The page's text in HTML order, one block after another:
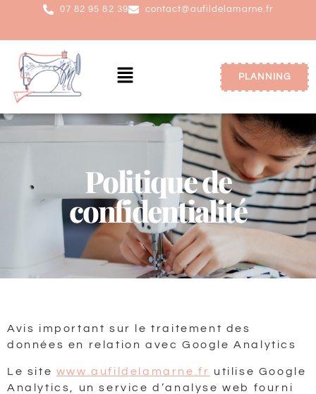
07 82 95 82 39 contact@aufildelamarne.fr
PLANNING
Politique de
confidentialité
Avis important sur le traitement des
données en relation avec Google Analytics
Le site www.aufildelamarne.fr utilise Google
Analytics, un service d’analyse web fourni